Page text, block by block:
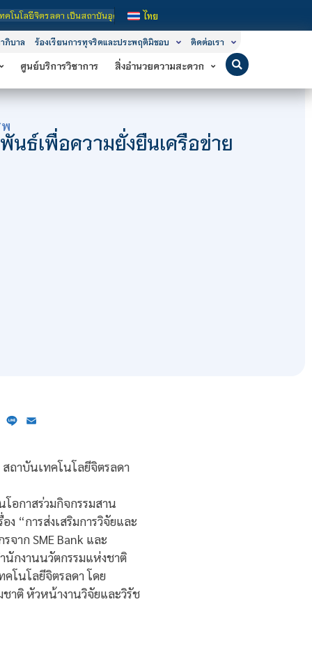
สถาบันอุดมศึกษาในกำกับของรัฐ เปิดหลักสูตรการเรียนการสอน 3 ระดับ คือ ระดับ
ไทย
ภิบาล ร้องเรียนการทุจริตและประพฤติมิชอบ ติดต่อเรา
ศูนย์บริการวิชาการ สิ่งอำนวยความสะดวก
ธ์เพื่อความยั่งยืนเครือข่าย
Line
ถาบันเทคโนโลยีจิตรลดา
อกาสร่วมกิจกรรมสาน
“การส่งเสริมการวิจัยและ
จาก SME Bank และ
นักงานนวัตกรรมแห่งชาติ
คโนโลยีจิตรลดา โดย
าติ หัวหน้างานวิจัยและวิรัช